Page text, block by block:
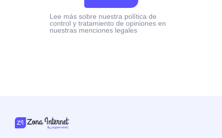
Lee más sobre nuestra política de
control y tratamiento de opiniones en
nuestras menciones legales